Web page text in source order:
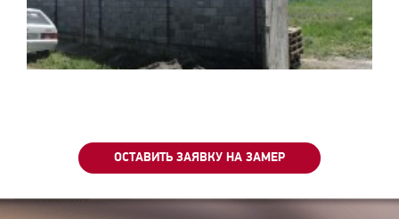
ОСТАВИТЬ ЗАЯВКУ НА ЗАМЕР